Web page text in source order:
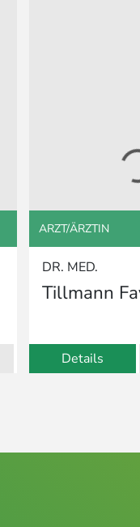
ARZT/ÄRZTIN
DR. MED.
Tillmann
Details